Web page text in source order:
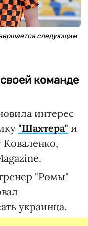
следующим
команде
интерес
"Шахтера" и
"Ромы"
украинца.